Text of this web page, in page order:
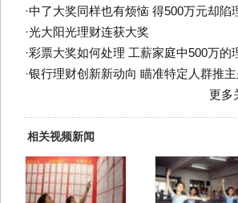
·中了大奖同样也有烦恼 得500万元却陷
·光大阳光理财连获大奖
·彩票大奖如何处理 工薪家庭中500万的
·银行理财创新新动向 瞄准特定人群推
更多
相关视频新闻